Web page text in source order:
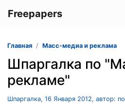
Freepapers
Главная Масс-медиа и реклама
Шпаргалка по
рекламе"
Шпаргалка, 16 Января 2012, автор: